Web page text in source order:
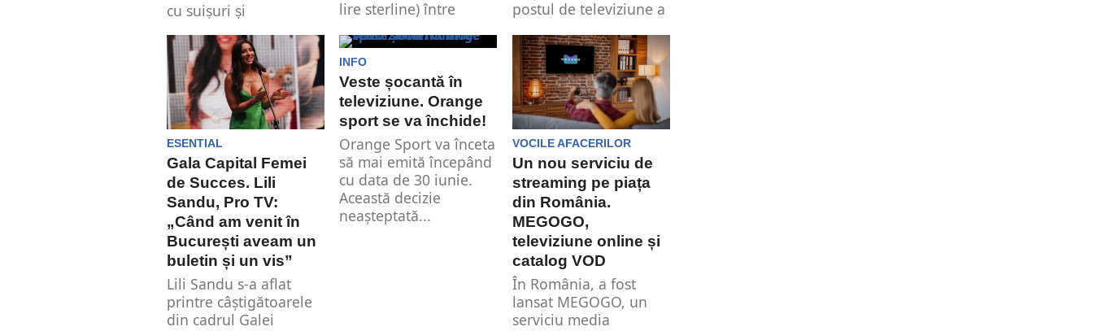
cu suișuri și
apar, dispar, reînvie
sub alte...
lire sterline) între
postul de televiziune a
ESENTIAL
Gala Capital Femei
de Succes. Lili
Sandu, Pro TV:
„Când am venit în
București aveam un
buletin și un vis”
Lili Sandu s-a aflat
printre câștigătoarele
din cadrul Galei
INFO
Veste șocantă în
televiziune. Orange
sport se va închide!
Orange Sport va înceta
să mai emită începând
cu data de 30 iunie.
Această decizie
neașteptată...
VOCILE AFACERILOR
Un nou serviciu de
streaming pe piața
din România.
MEGOGO,
televiziune online și
catalog VOD
În România, a fost
lansat MEGOGO, un
serviciu media